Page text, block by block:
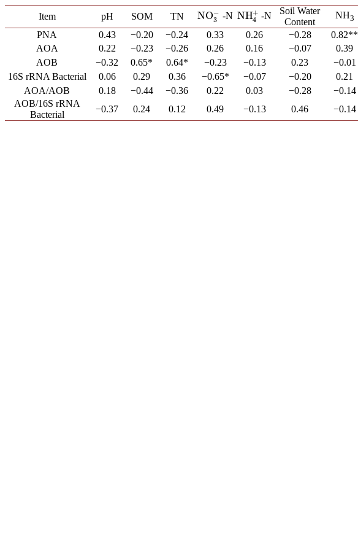
Item pH SOM TN NO−
3
NO3−-N NH+
4
NH4+-N
Soil Water
Content
NH3
PNA
0.43 −0.20 −0.24 0.33 0.26 −0.28 0.82**
AOA
0.22 −0.23 −0.26 0.26 0.16 −0.07 0.39
AOB
−0.32 0.65* 0.64* −0.23 −0.13 0.23 −0.01
16S rRNA Bacterial
0.06 0.29 0.36 −0.65* −0.07 −0.20 0.21
AOA/AOB
0.18 −0.44 −0.36 0.22 0.03 −0.28 −0.14
AOB/16S rRNA
Bacterial
−0.37 0.24 0.12 0.49 −0.13 0.46 −0.14